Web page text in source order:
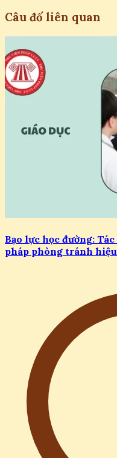
Câu đố liên quan
Bạo lực học đường:
pháp phòng tránh